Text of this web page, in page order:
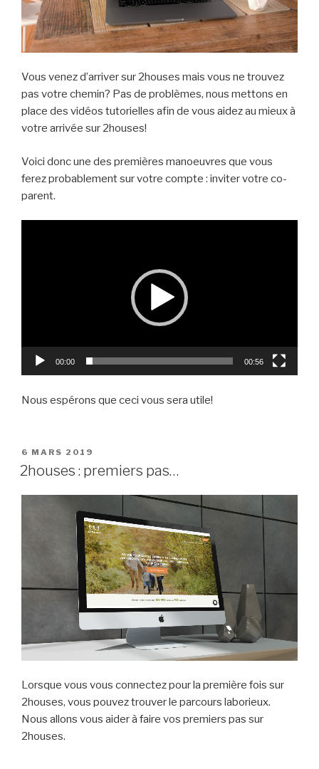
Vous venez d’arriver sur 2houses mais vous ne trouvez
pas votre chemin? Pas de problèmes, nous mettons en
place des vidéos tutorielles afin de vous aidez au mieux à
votre arrivée sur 2houses!
Voici donc une des premières manoeuvres que vous
ferez probablement sur votre compte : inviter votre co-
parent.
00:00 00:56
Nous espérons que ceci vous sera utile!
PUBLIÉ
LE
6 MARS 2019
2houses : premiers pas…
Lorsque vous vous connectez pour la première fois sur
2houses, vous pouvez trouver le parcours laborieux.
Nous allons vous aider à faire vos premiers pas sur
2houses.